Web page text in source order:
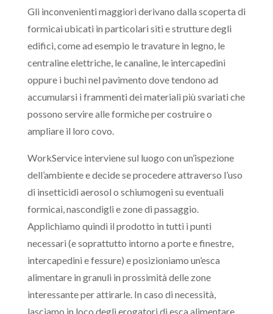
Gli inconvenienti maggiori derivano dalla scoperta di
formicai ubicati in particolari siti e strutture degli
edifici, come ad esempio le travature in legno, le
centraline elettriche, le canaline, le intercapedini
oppure i buchi nel pavimento dove tendono ad
accumularsi i frammenti dei materiali più svariati che
possono servire alle formiche per costruire o
ampliare il loro covo.
WorkService interviene sul luogo con un’ispezione
dell’ambiente e decide se procedere attraverso l’uso
di insetticidi aerosol o schiumogeni su eventuali
formicai, nascondigli e zone di passaggio.
Applichiamo quindi il prodotto in tutti i punti
necessari (e soprattutto intorno a porte e finestre,
intercapedini e fessure) e posizioniamo un’esca
alimentare in granuli in prossimità delle zone
interessante per attirarle. In caso di necessità,
lasciamo in loco degli erogatori di esca alimentare